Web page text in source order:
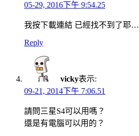
05-29, 2016下午 9:54.25
我按下載連結 已經找不到了耶…
Reply
vicky表示:
09-21, 2014下午 7:06.51
請問三星S4可以用嗎？
還是有電腦可以用的？